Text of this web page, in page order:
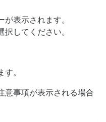
表示されます。
択してください。
。
意事項が表示される場合